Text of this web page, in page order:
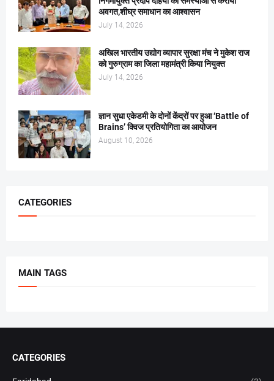
अवगत,शीघ्र समाधान का आश्वासन
July 14, 2026
अखिल भारतीय उद्योग व्यापार सुरक्षा मंच ने मुकेश राज
को गुरुग्राम का जिला महामंत्री किया नियुक्त
July 14, 2026
ज्ञान सुधा एकेडमी के दोनों केंद्रों पर हुआ ‘Battle of
Brains’ क्विज प्रतियोगिता का आयोजन
August 10, 2026
CATEGORIES
MAIN TAGS
CATEGORIES